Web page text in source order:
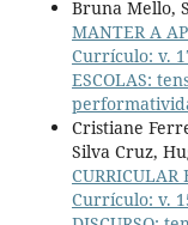
Bruna Mello,
MANTER A
Currículo: v.
ESCOLAS:
Cristiane
Silva Cruz,
CURRICULAR
Currículo: v.